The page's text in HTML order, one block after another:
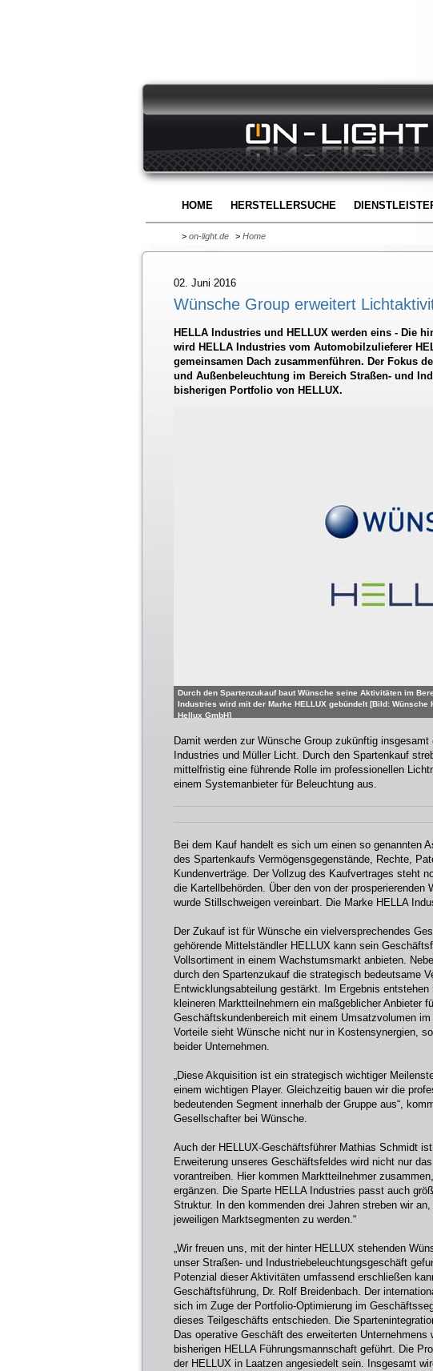
HOME HERSTELLERSUCHE
> on-light.de > Home
02. Juni 2016
Wünsche Group erweitert
HELLA Industries und HELLUX werden eins - Die
wird HELLA Industries vom Automobilzulieferer
gemeinsamen Dach zusammenführen. Der Fokus
und Außenbeleuchtung im Bereich Straßen- und
bisherigen Portfolio von HELLUX.
Durch den Spartenzukauf baut Wünsche seine Aktivitäten im
Industries wird mit der Marke HELLUX gebündelt [Bild: Wünsche
Hellux GmbH]
Damit werden zur Wünsche Group zukünftig
Industries und Müller Licht. Durch den Spartenkauf
mittelfristig eine führende Rolle im professionellen
einem Systemanbieter für Beleuchtung aus.
Bei dem Kauf handelt es sich um einen so genannten
des Spartenkaufs Vermögensgegenstände, Rechte,
Kundenverträge. Der Vollzug des Kaufvertrages steht
die Kartellbehörden. Über den von der prosperierenden
wurde Stillschweigen vereinbart. Die Marke HELLA
Der Zukauf ist für Wünsche ein vielversprechendes
gehörende Mittelständler HELLUX kann sein
Vollsortiment in einem Wachstumsmarkt anbieten.
durch den Spartenzukauf die strategisch bedeutsame
Entwicklungsabteilung gestärkt. Im Ergebnis
kleineren Marktteilnehmern ein maßgeblicher Anbieter
Geschäftskundenbereich mit einem Umsatzvolumen
Vorteile sieht Wünsche nicht nur in Kostensynergien,
beider Unternehmen.
„Diese Akquisition ist ein strategisch wichtiger
einem wichtigen Player. Gleichzeitig bauen wir die
bedeutenden Segment innerhalb der Gruppe aus“,
Gesellschafter bei Wünsche.
Auch der HELLUX-Geschäftsführer Mathias Schmidt
Erweiterung unseres Geschäftsfeldes wird nicht nur
vorantreiben. Hier kommen Marktteilnehmer
ergänzen. Die Sparte HELLA Industries passt auch
Struktur. In den kommenden drei Jahren streben wir
jeweiligen Marktsegmenten zu werden.“
„Wir freuen uns, mit der hinter HELLUX stehenden
unser Straßen- und Industriebeleuchtungsgeschäft
Potenzial dieser Aktivitäten umfassend erschließen
Geschäftsführung, Dr. Rolf Breidenbach. Der
sich im Zuge der Portfolio-Optimierung im
dieses Teilgeschäfts entschieden. Die
Das operative Geschäft des erweiterten
bisherigen HELLA Führungsmannschaft geführt. Die
der HELLUX in Laatzen angesiedelt sein. Insgesamt